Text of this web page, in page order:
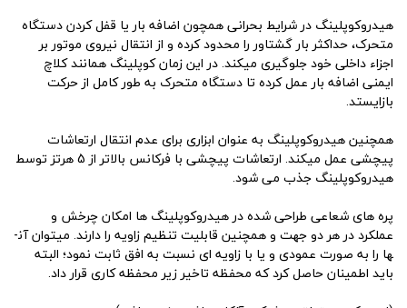
هیدروکوپلینگ در شرایط بحرانی همچون اضافه بار یا قفل کردن دستگاه
متحرک، حداکثر بار گشتاور را محدود کرده و از انتقال نیروی موتور بر
اجزاء داخلی خود جلوگیری می­کند. در این زمان کوپلینگ همانند کلاچ
ایمنی اضافه بار عمل کرده تا دستگاه متحرک به طور کامل از حرکت
بازایستد.
همچنین هیدروکوپلینگ به عنوان ابزاری برای عدم انتقال ارتعاشات
پیچشی عمل می­کند. ارتعاشات پیچشی با فرکانس بالاتر از 5 هرتز توسط
هیدروکوپلینگ جذب می­ شود.
پره­ های شعاعی طراحی شده در هیدروکوپلینگ­ ها امکان چرخش و
عملکرد در هر دو جهت و همچنین قابلیت تنظیم زاویه را دارند. می­توان آن­
ها را به صورت عمودی و یا با زاویه ­ای نسبت به افق ثابت نمود؛ البته
باید اطمینان حاصل کرد که محفظه تاخیر زیر محفظه کاری قرار داد.